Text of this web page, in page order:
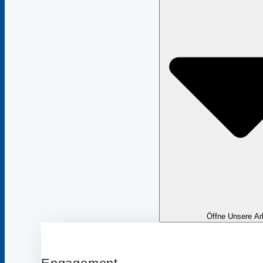
Öffne Unsere